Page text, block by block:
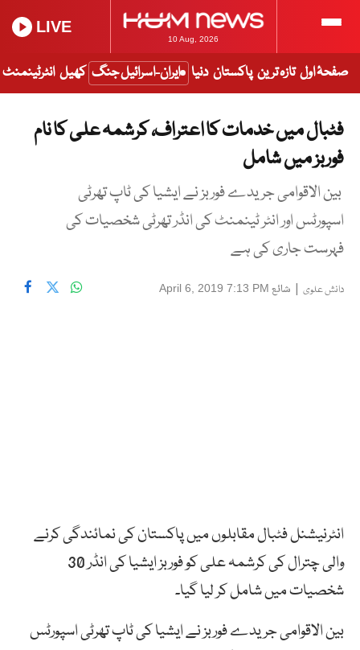
10 Aug, 2026
LIVE
صفحۂ اول تازہ ترین پاکستان دنیا ایران-اسرائیل جنگ کھیل انٹرٹینمنٹ
فٹبال میں خدمات کا اعتراف، کرشمہ علی کا نام
فوربز میں شامل
بین الاقوامی جریدے فوربز نے ایشیا کی ٹاپ تھرٹی
اسپورٹس اور انٹر ٹینمنٹ کی انڈر تھرٹی شخصیات کی
فہرست جاری کی ہے
دانش علوی | شائع April 6, 2019 7:13 PM
انٹرنیشنل فٹبال مقابلوں میں پاکستان کی نمائندگی کرنے
والی چترال کی کرشمہ علی کو فوربز ایشیا کی انڈر 30
شخصیات میں شامل کر لیا گیا۔
بین الاقوامی جریدے فوربز نے ایشیا کی ٹاپ تھرٹی اسپورٹس